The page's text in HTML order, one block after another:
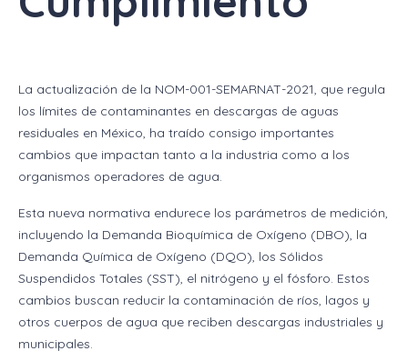
La actualización de la NOM-001-SEMARNAT-2021, que regula
los límites de contaminantes en descargas de aguas
residuales en México, ha traído consigo importantes
cambios que impactan tanto a la industria como a los
organismos operadores de agua.
Esta nueva normativa endurece los parámetros de medición,
incluyendo la Demanda Bioquímica de Oxígeno (DBO), la
Demanda Química de Oxígeno (DQO), los Sólidos
Suspendidos Totales (SST), el nitrógeno y el fósforo. Estos
cambios buscan reducir la contaminación de ríos, lagos y
otros cuerpos de agua que reciben descargas industriales y
municipales.